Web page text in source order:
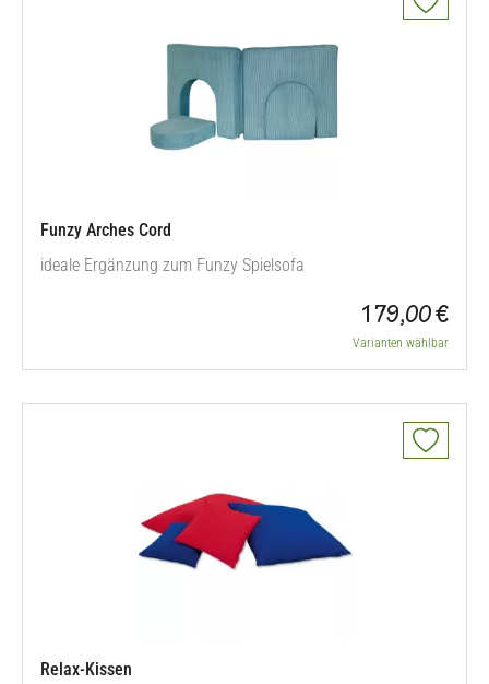
Funzy Arches Cord
ideale Ergänzung zum Funzy Spielsofa
179,00 €
Varianten wählbar
Relax-Kissen